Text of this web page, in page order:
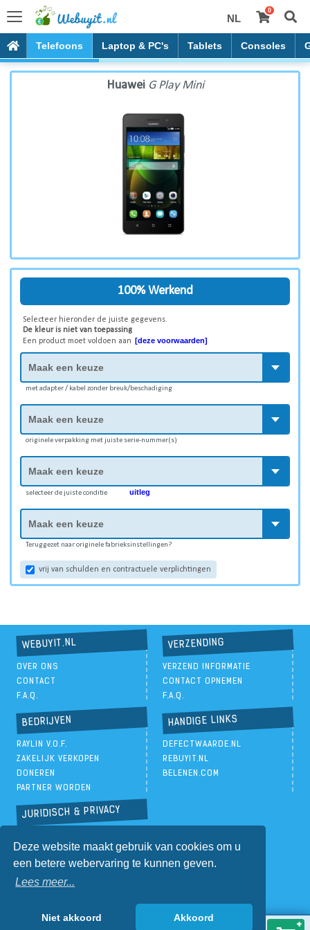
Deze website maakt gebruik van cookies om u
een betere webervaring te kunnen geven.
Lees meer...
Niet akkoord Akkoord
NL
0
Telefoons Laptop & PC's Tablets Consoles
Huawei G Play Mini
Huawei G Play Mini
100% Werkend
Selecteer hieronder de juiste gegevens.
De kleur is niet van toepassing
Een product moet voldoen aan [deze voorwaarden]
met adapter / kabel zonder breuk/beschadiging
originele verpakking met juiste serie-nummer(s)
selecteer de juiste conditie uitleg
Teruggezet naar originele fabrieksinstellingen?
vrij van schulden en contractuele verplichtingen
WEBUYIT.NL
OVER ONS
CONTACT
F.A.Q.
VERZENDING
VERZEND INFORMATIE
CONTACT OPNEMEN
F.A.Q.
BEDRIJVEN
RAYLIN V.O.F.
ZAKELIJK VERKOPEN
DONEREN
PARTNER WORDEN
HANDIGE LINKS
DEFECTWAARDE.NL
REBUYIT.NL
BELENEN.COM
JURIDISCH & PRIVACY
ALGEMENE VOORWAARDEN